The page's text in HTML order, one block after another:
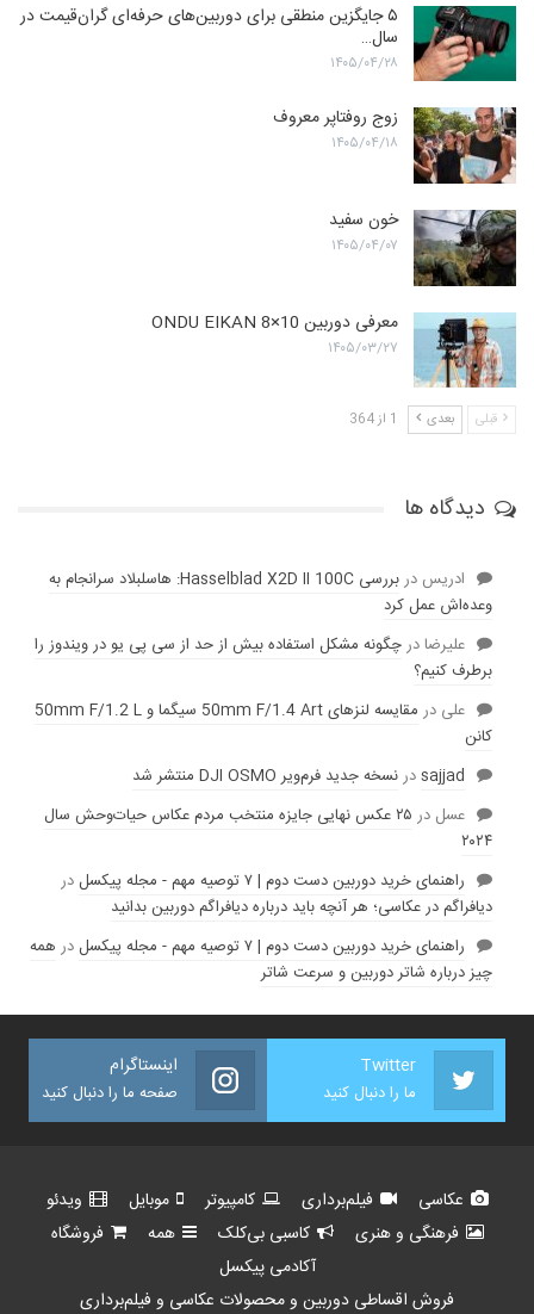
۵ جایگزین منطقی برای دوربین‌های حرفه‌ای گران‌قیمت در
سال…
۱۴۰۵/۰۴/۲۸
زوج روفتاپر معروف
۱۴۰۵/۰۴/۱۸
خون سفید
۱۴۰۵/۰۴/۰۷
معرفی دوربین ONDU EIKAN 8×10
۱۴۰۵/۰۳/۲۷
قبلی بعدی 1 از 364
دیدگاه ها
ادریس در
بررسی Hasselblad X2D II 100C: هاسلبلاد سرانجام به
وعده‌‌اش عمل کرد
عليرضادرچگونه مشکل استفاده بیش از حد از سی پی یو در ویندوز را
برطرف کنیم؟
علی در
مقایسه لنز‌های 50mm F/1.4 Art سیگما و 50mm F/1.2 L
کانن
sajjadدرنسخه جدید فرم‌ویر DJI OSMO منتشر شد
عسل در
۲۵ عکس نهایی جایزه منتخب مردم عکاس حیات‌وحش سال
۲۰۲۴
راهنمای خرید دوربین دست دوم | ۷ توصیه مهم - مجله پیکسل
در
دیافراگم در عکاسی؛ هر آنچه باید درباره دیافراگم دوربین بدانید
راهنمای خرید دوربین دست دوم | ۷ توصیه مهم - مجله پیکسل
در همه
چیز درباره شاتر دوربین و سرعت شاتر
Twitter
ما را دنبال کنید
اینستاگرام
صفحه ما را دنبال کنید
عکاسی فیلم‌برداری کامپیوتر موبایل
ویدئو
فرهنگی و هنری
کاسبی بی‌کلک همه
فروشگاه
آکادمی پیکسل
فروش اقساطی دوربین و محصولات عکاسی و فیلم‌برداری